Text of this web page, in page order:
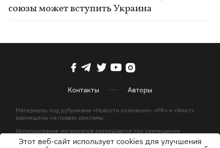
союзы может вступить Украина
Контакты Авторы
Материалы под рубриками «Новости компании», «PR» и «Факт»
размещены на правах рекламы
Использование материалов разрешается при размещении
активной гиперссылки на KP.UA в первом абзаце.
Этот веб-сайт использует cookies для улучшения